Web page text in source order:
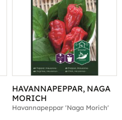
HAVANNAPEPPAR, NAGA
MORICH
Havannapeppar 'Naga Morich'